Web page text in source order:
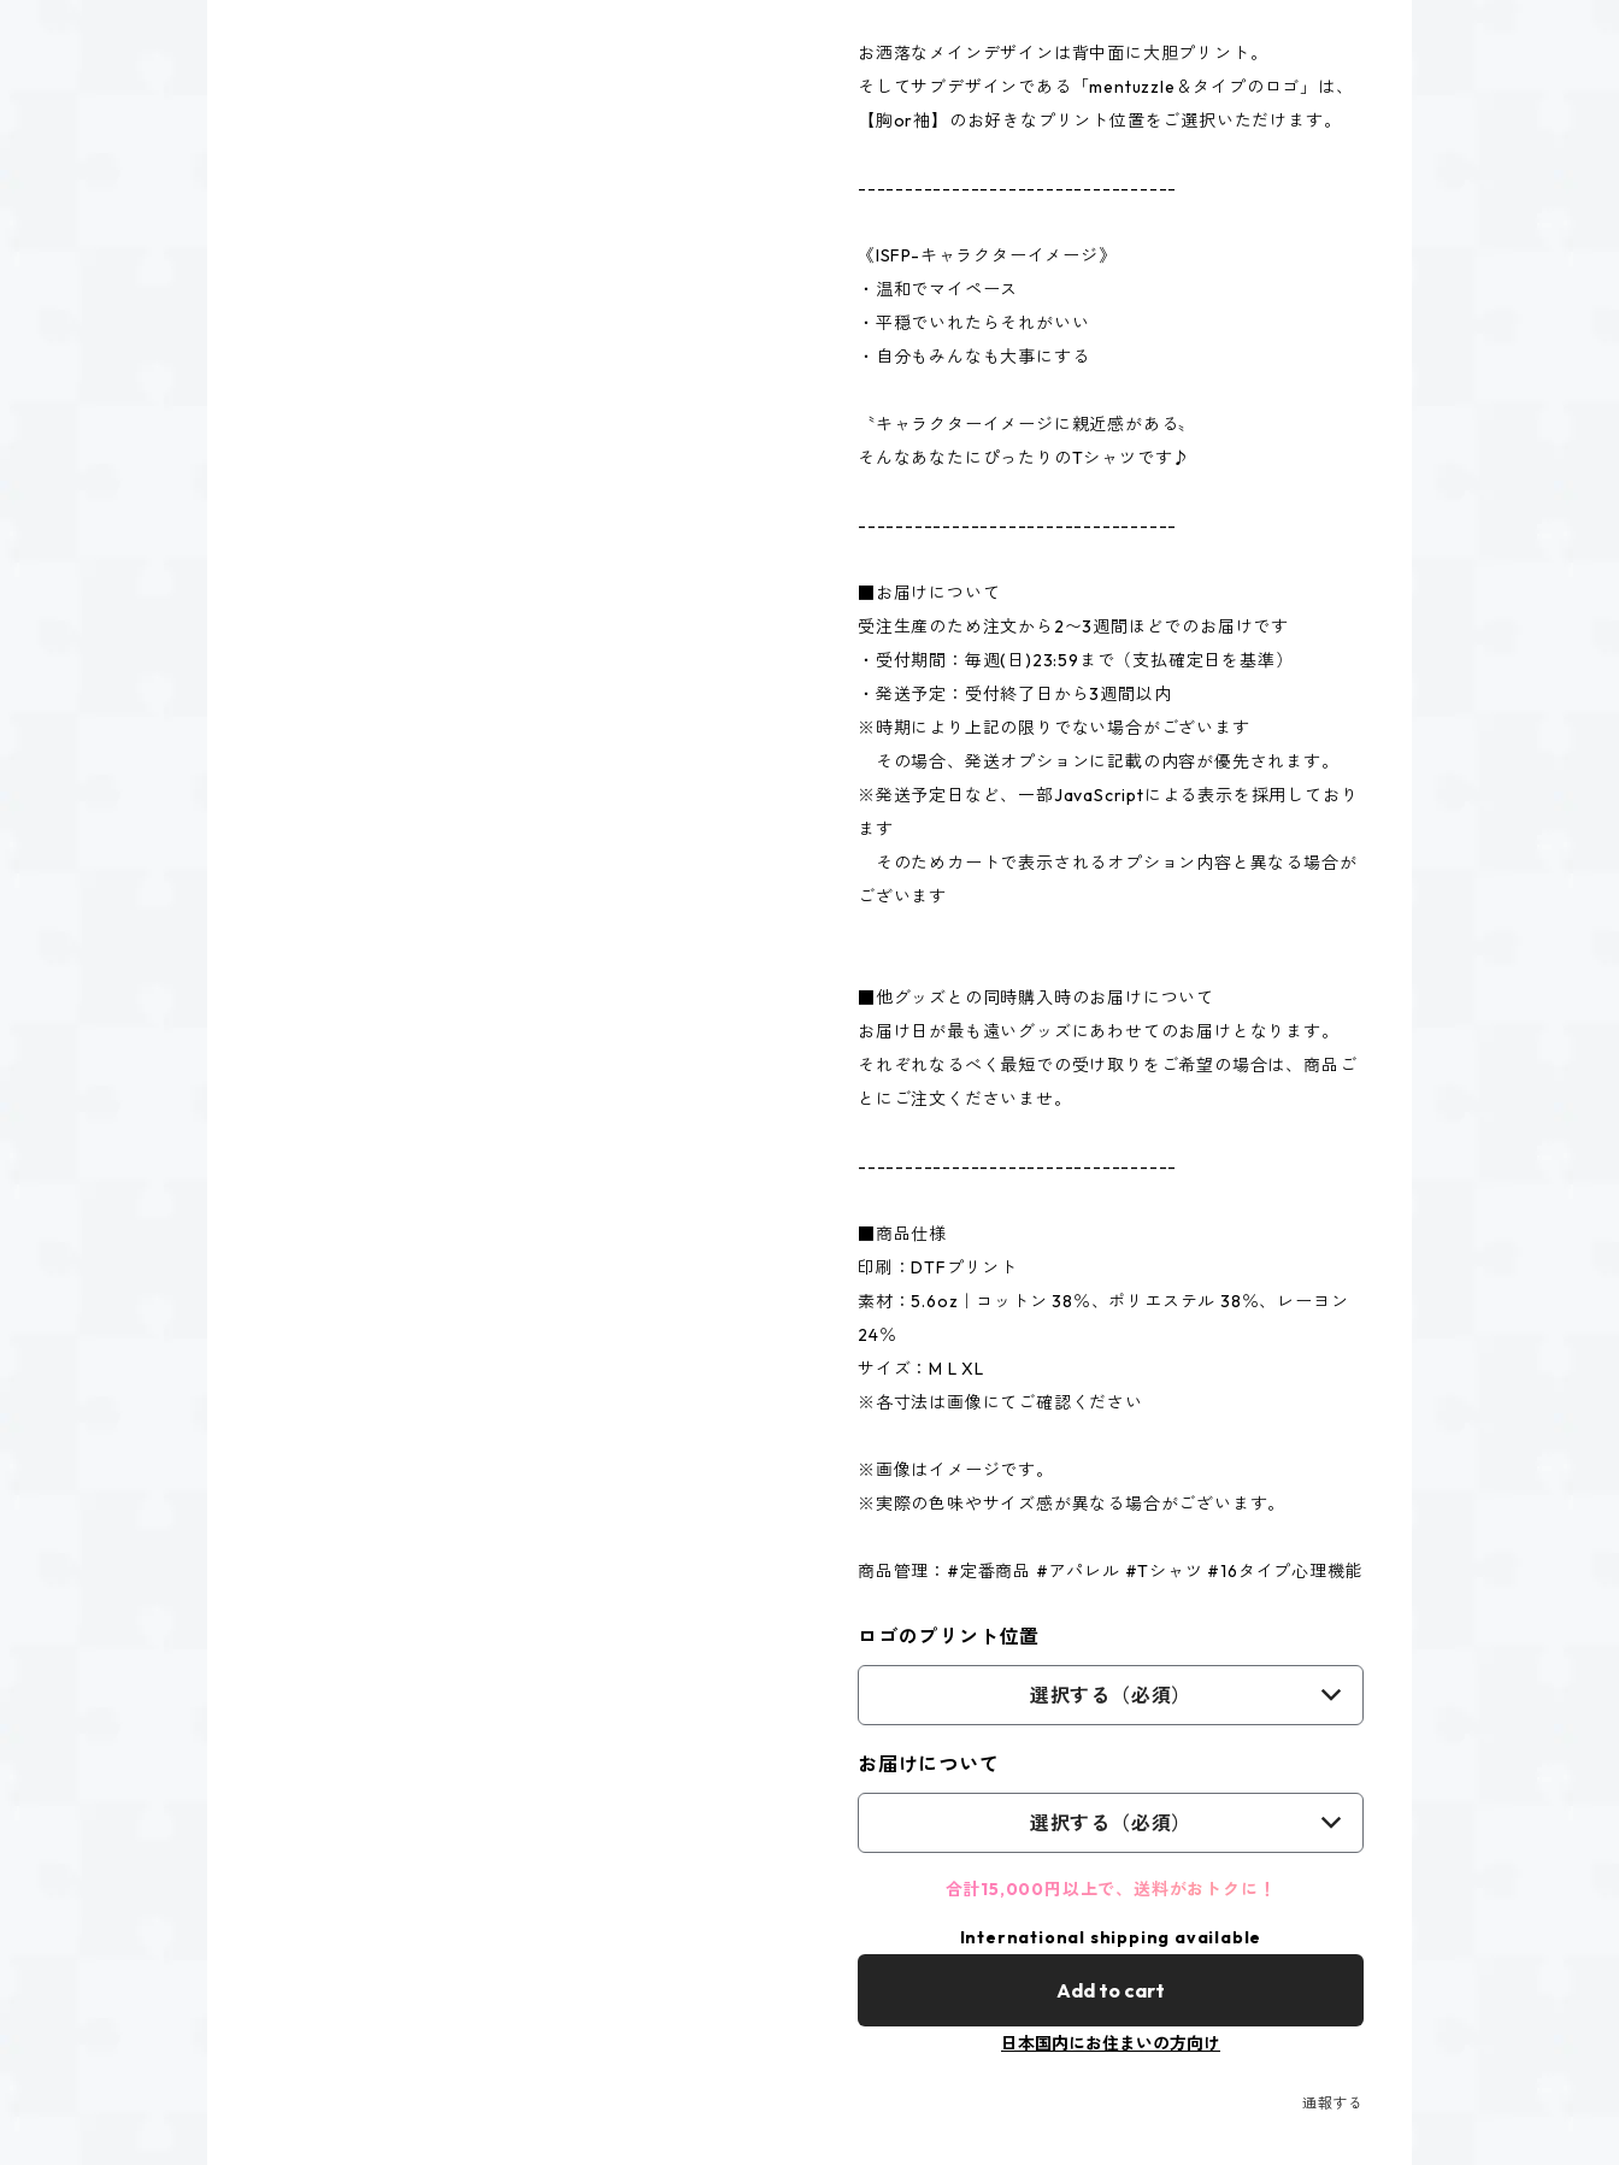
お洒落なメインデザインは背中面に大胆プリント。
そしてサブデザインである「mentuzzle＆タイプのロゴ」は、
【胸or袖】のお好きなプリント位置をご選択いただけます。
----------------------------------
《ISFP-キャラクターイメージ》
・温和でマイペース
・平穏でいれたらそれがいい
・自分もみんなも大事にする
〝キャラクターイメージに親近感がある〟
そんなあなたにぴったりのTシャツです♪
----------------------------------
■お届けについて
受注生産のため注文から2〜3週間ほどでのお届けです
・受付期間：毎週(日)23:59まで（支払確定日を基準）
・発送予定：受付終了日から3週間以内
※時期により上記の限りでない場合がございます
その場合、発送オプションに記載の内容が優先されます。
※発送予定日など、一部JavaScriptによる表示を採用しており
ます
そのためカートで表示されるオプション内容と異なる場合が
ございます
■他グッズとの同時購入時のお届けについて
お届け日が最も遠いグッズにあわせてのお届けとなります。
それぞれなるべく最短での受け取りをご希望の場合は、商品ご
とにご注文くださいませ。
----------------------------------
■商品仕様
印刷：DTFプリント
素材：5.6oz｜コットン 38％、ポリエステル 38％、レーヨン
24％
サイズ：M L XL
※各寸法は画像にてご確認ください
※画像はイメージです。
※実際の色味やサイズ感が異なる場合がございます。
商品管理：#定番商品 #アパレル #Tシャツ #16タイプ心理機能
ロゴのプリント位置
選択する（必須）
お届けについて
選択する（必須）
合計15,000円以上で、送料がおトクに！
International shipping available
Add to cart
日本国内にお住まいの方向け
通報する